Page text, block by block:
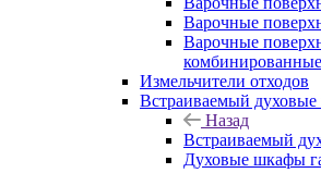
Варочные
Варочные
комбинированные
Измельчители отходов
Встраиваемый
Назад
Встраиваемый
Духовые шкафы